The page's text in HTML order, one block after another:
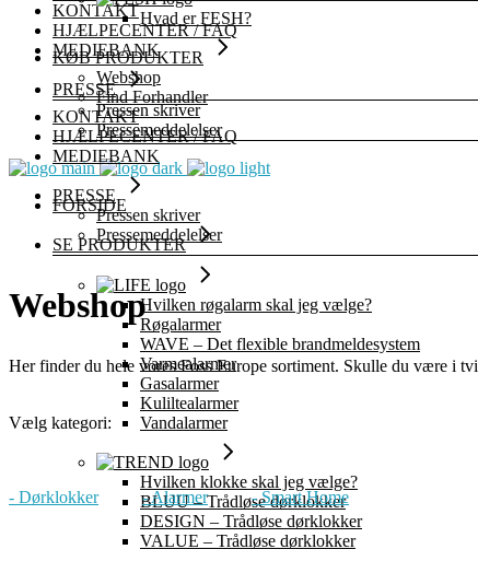
KONTAKT
HJÆLPECENTER / FAQ
MEDIEBANK
PRESSE
Pressen skriver
Pressemeddelelser
FORSIDE
SE PRODUKTER
Hvilken røgalarm skal jeg vælge?
Røgalarmer
WAVE – Det flexible brandmeldesystem
Varmealarmer
Gasalarmer
Kuliltealarmer
Vandalarmer
Hvilken klokke skal jeg vælge?
BLUU – Trådløse dørklokker
DESIGN – Trådløse dørklokker
VALUE – Trådløse dørklokker
Hvad er FESH?
KØB PRODUKTER
Webshop
Find Forhandler
KONTAKT
HJÆLPECENTER / FAQ
MEDIEBANK
PRESSE
Pressen skriver
Pressemeddelelser
Webshop
Her finder du hele vores Foss Europe sortiment. Skulle du være i
Vælg kategori:
- Dørklokker - Alarmer - Smart Home